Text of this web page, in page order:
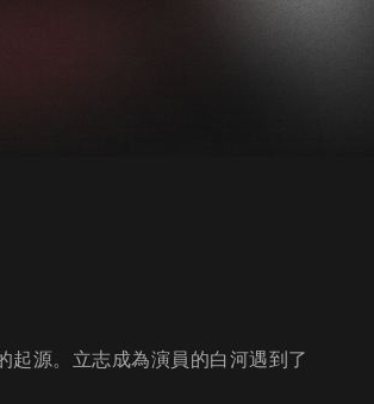
起源。立志成為演員的白河遇到了